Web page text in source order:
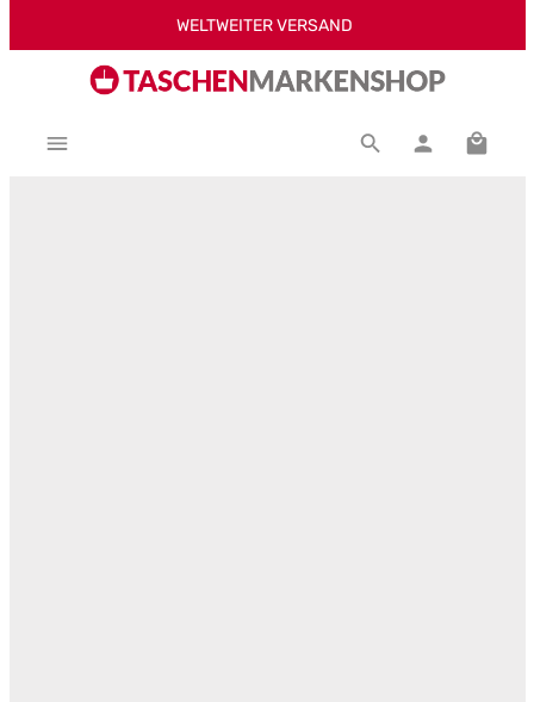
Zum Hauptinhalt springenWELTWEITER VERSAND